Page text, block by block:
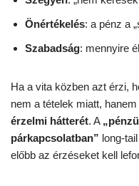
Önértékelés: a pénz a
Szabadság: mennyire
Ha a vita közben azt érzi,
nem a tételek miatt,
érzelmi hátterét. A
párkapcsolatban” long-
előbb az érzéseket kell